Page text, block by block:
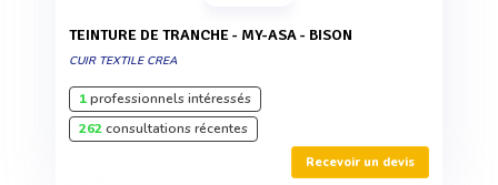
TEINTURE DE TRANCHE - MY-ASA - BISON
CUIR TEXTILE CREA
1professionnels intéressés
262consultations récentes
Recevoir un devis